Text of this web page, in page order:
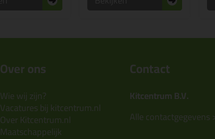
Over ons
Wie wij zijn?
Vacatures bij kitcentrum.nl
Over Kitcentrum.nl
Maatschappelijk
Contact
Kitcentrum B.V.
Alle contactgegevens